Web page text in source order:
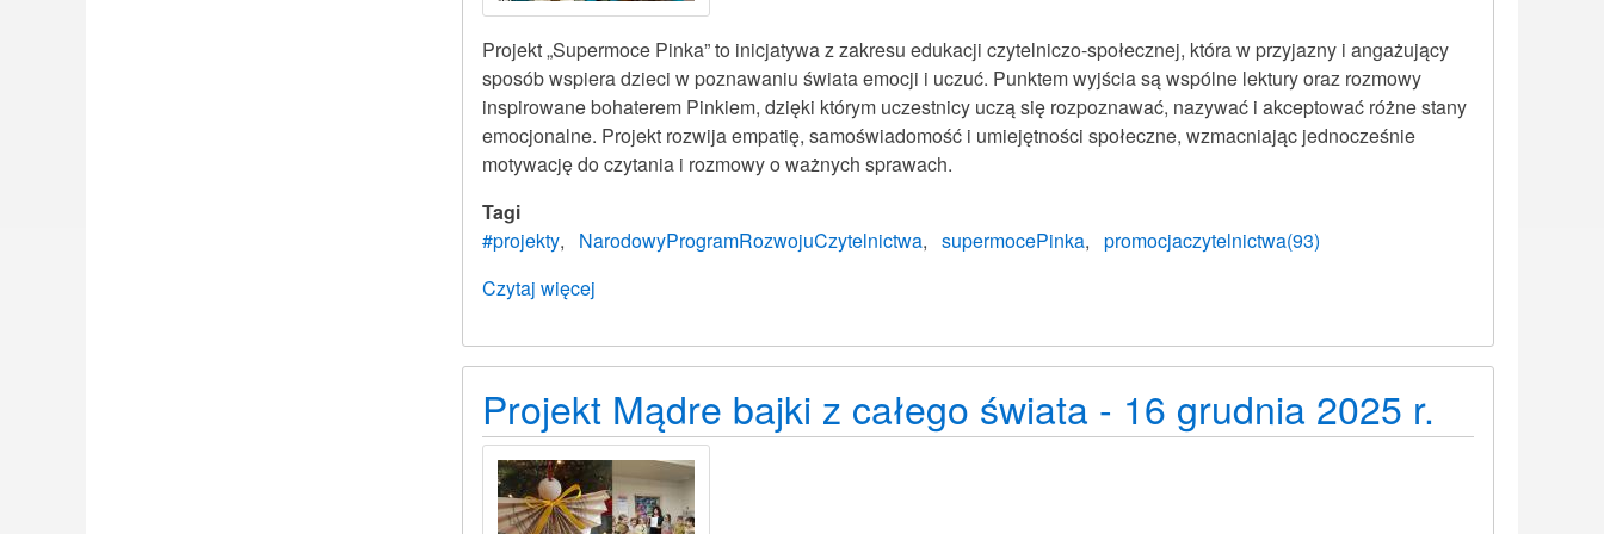
Projekt „Supermoce Pinka” to inicjatywa z zakresu edukacji czytelniczo-społecznej, która w przyjazny i angażujący
sposób wspiera dzieci w poznawaniu świata emocji i uczuć. Punktem wyjścia są wspólne lektury oraz rozmowy
inspirowane bohaterem Pinkiem, dzięki którym uczestnicy uczą się rozpoznawać, nazywać i akceptować różne stany
emocjonalne. Projekt rozwija empatię, samoświadomość i umiejętności społeczne, wzmacniając jednocześnie
motywację do czytania i rozmowy o ważnych sprawach.
Tagi
#projekty
NarodowyProgramRozwojuCzytelnictwa supermocePinka
promocjaczytelnictwa(93)
Czytaj więcej
Supermoce
Pinka
z
Zaczarownym
Przedszkolem
Projekt Mądre bajki z całego świata - 16 grudnia 2025 r.